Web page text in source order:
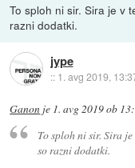
To sploh ni sir. Sira je v
razni dodatki.
jype
:: 1. avg 2019,
Ganon je 1. avg 2019 ob
To sploh ni sir. Sira
so razni dodatki.